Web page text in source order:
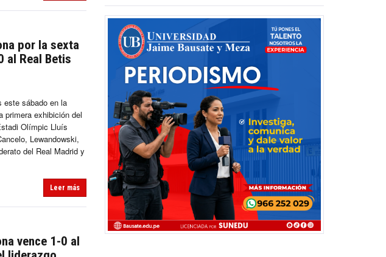
por la sexta
al Real Betis
este sábado en la
primera exhibición del
Olímpic Lluís
Lewandowski,
del Real Madrid y
Leer más
vence 1-0 al